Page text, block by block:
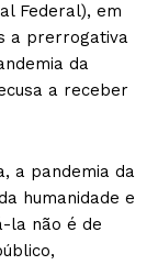
Federal), em
a prerrogativa
da
a receber
a pandemia da
humanidade e
la não é de